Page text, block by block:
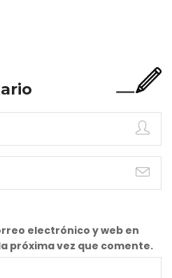
electrónico y web en
próxima vez que comente.